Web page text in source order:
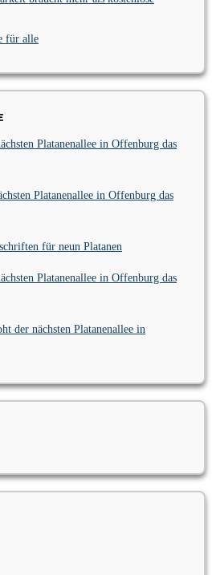
für alle
Platanenallee in Offenburg das
Platanenallee in Offenburg das
für neun Platanen
Platanenallee in Offenburg das
der nächsten Platanenallee in